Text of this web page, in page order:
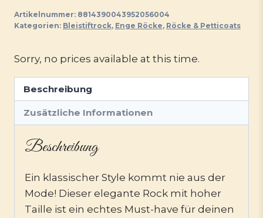
Artikelnummer: 8814390043952056004
Kategorien: Bleistiftrock, Enge Röcke, Röcke & Petticoats
Sorry, no prices available at this time.
Beschreibung
Zusätzliche Informationen
Beschreibung
Ein klassischer Style kommt nie aus der
Mode! Dieser elegante Rock mit hoher
Taille ist ein echtes Must-have für deinen